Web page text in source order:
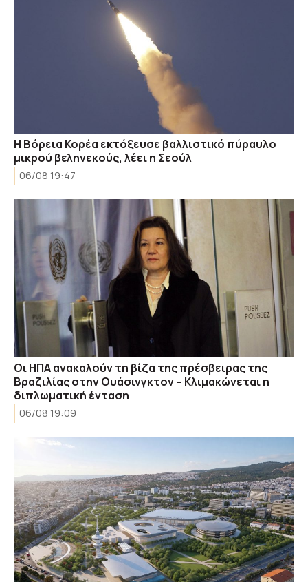
Η Βόρεια Κορέα εκτόξευσε βαλλιστικό πύραυλο
μικρού βεληνεκούς, λέει η Σεούλ
06/08 19:47
Οι ΗΠΑ ανακαλούν τη βίζα της πρέσβειρας της
Βραζιλίας στην Ουάσινγκτον – Κλιμακώνεται η
διπλωματική ένταση
06/08 19:09